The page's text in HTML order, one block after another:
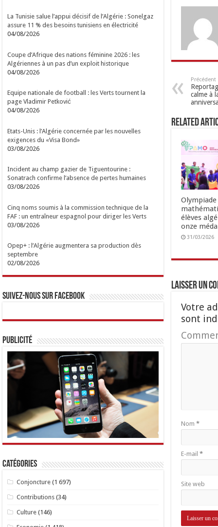
Précédent
calme à
Related
Olympiade
élèves
onze
31/03/2026
Laisser un
Votre
sont
Nom *
E-mail *
Site web
La Tunisie salue l’appui décisif de l’Algérie : Sonelgaz
assure 11 % des besoins tunisiens en électricité
04/08/2026
Coupe d’Afrique des nations féminine 2026 : les
Algériennes à un pas d’un exploit historique
04/08/2026
Equipe nationale de football : les Verts tournent la
page Vladimir Petković
04/08/2026
Etats-Unis : l’Algérie concernée par les nouvelles
exigences du «Visa Bond»
03/08/2026
Incident au champ gazier de Tiguentourine :
Sonatrach confirme l’absence de pertes humaines
03/08/2026
Cinq noms soumis à la commission technique de la
FAF : un entraîneur espagnol pour diriger les Verts
03/08/2026
Opep+ : l’Algérie augmentera sa production dès
septembre
02/08/2026
Suivez-nous sur Facebook
Publicité
Catégories
Conjoncture (1 697)
Contributions (34)
Culture (146)